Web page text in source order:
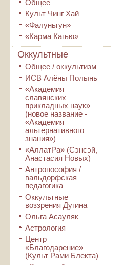
Общее
Культ Чинг Хай
«Фалуньгун»
«Карма Кагью»
Оккультные
Общее / оккультизм
ИСВ Алёны Полынь
«Академия
славянских
прикладных наук»
(новое название -
«Академия
альтернативного
знания»)
«АллатРа» (Сэнсэй,
Анастасия Новых)
Антропософия /
вальдорфская
педагогика
Оккультные
воззрения Дугина
Ольга Асауляк
Астрология
Центр
«Благодарение»
(Культ Рами Блекта)